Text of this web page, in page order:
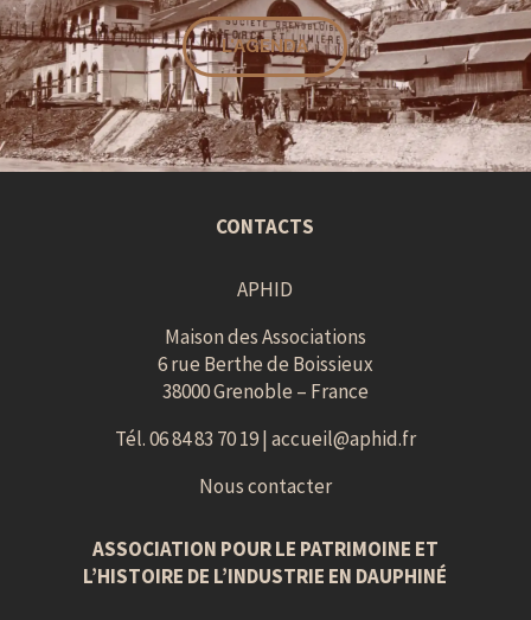
L'AGENDA
CONTACTS
APHID
Maison des Associations
6 rue Berthe de Boissieux
38000 Grenoble – France
Tél. 06 84 83 70 19 | accueil@aphid.fr
Nous contacter
ASSOCIATION POUR LE PATRIMOINE ET
L’HISTOIRE DE L’INDUSTRIE EN DAUPHINÉ